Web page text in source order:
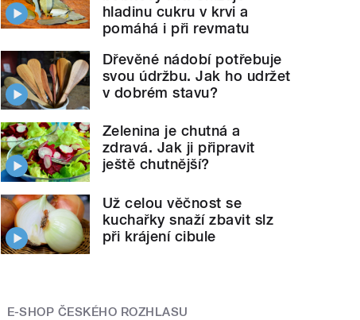
hladinu cukru v krvi a
pomáhá i při revmatu
Dřevěné nádobí potřebuje
svou údržbu. Jak ho udržet
v dobrém stavu?
Zelenina je chutná a
zdravá. Jak ji připravit
ještě chutnější?
Už celou věčnost se
kuchařky snaží zbavit slz
při krájení cibule
E-SHOP ČESKÉHO ROZHLASU